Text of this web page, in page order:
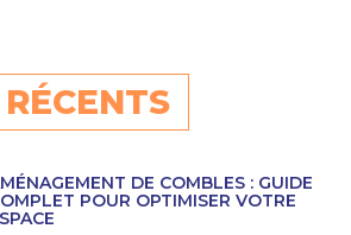
DE COMBLES : GUIDE
POUR OPTIMISER VOTRE